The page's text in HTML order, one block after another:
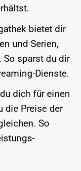
bietet dir
und Serien,
sparst du dir
Dienste.
dich für einen
die Preise der
So